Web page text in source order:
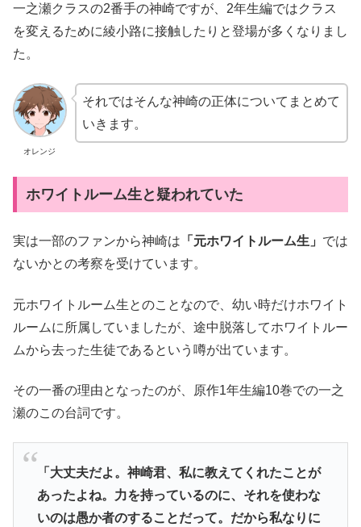
一之瀬クラスの2番手の神崎ですが、2年生編ではクラス
を変えるために綾小路に接触したりと登場が多くなりまし
た。
オレンジ
それではそんな神崎の正体についてまとめて
いきます。
ホワイトルーム生と疑われていた
実は一部のファンから神崎は 「元ホワイトルーム生」 では
ないかとの考察を受けています。
元ホワイトルーム生とのことなので、幼い時だけホワイト
ルームに所属していましたが、途中脱落してホワイトルー
ムから去った生徒であるという噂が出ています。
その一番の理由となったのが、原作1年生編10巻での一之
瀬のこの台詞です。
「大丈夫だよ。神崎君、私に教えてくれたことが
あったよね。力を持っているのに、それを使わな
いのは愚か者のすることだって。だから私なりに